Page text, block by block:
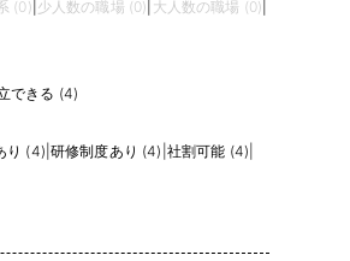
(0) 少人数の職場 (0) 大人数の職場 (0)
できる (4)
り (4) 研修制度あり (4) 社割可能 (4)